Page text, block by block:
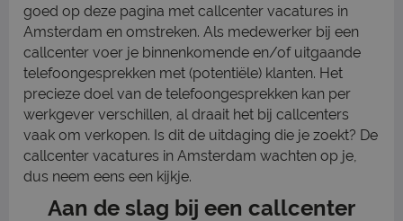
goed op deze pagina met callcenter vacatures in
Amsterdam en omstreken. Als medewerker bij een
callcenter voer je binnenkomende en/of uitgaande
telefoongesprekken met (potentiële) klanten. Het
precieze doel van de telefoongesprekken kan per
werkgever verschillen, al draait het bij callcenters
vaak om verkopen. Is dit de uitdaging die je zoekt? De
callcenter vacatures in Amsterdam wachten op je,
dus neem eens een kijkje.
Aan de slag bij een callcenter